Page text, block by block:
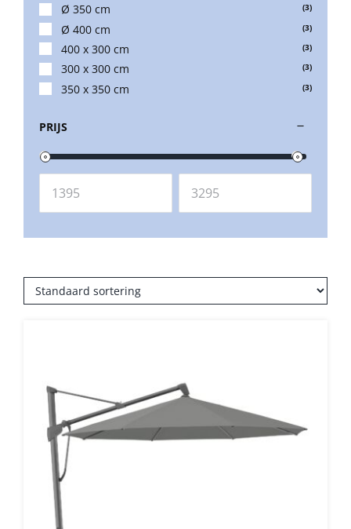
Ø 350 cm
(3)
Ø 400 cm (3)
400 x 300 cm (3)
300 x 300 cm (3)
350 x 350 cm (3)
PRIJS